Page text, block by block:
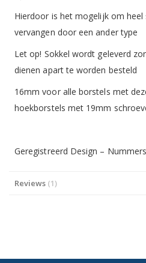
Hierdoor is het mogelijk om
vervangen door een ander type
Let op! Sokkel wordt geleverd
dienen apart te worden besteld
16mm voor alle borstels met
hoekborstels met 19mm
Geregistreerd Design –
Reviews 1